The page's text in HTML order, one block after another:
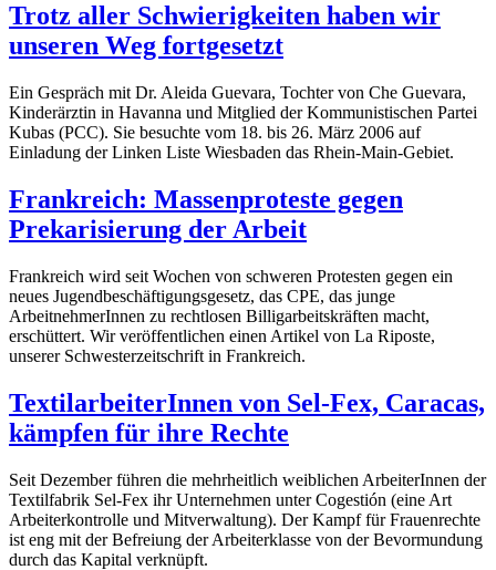
Trotz aller Schwierigkeiten haben wir
unseren Weg fortgesetzt
Ein Gespräch mit Dr. Aleida Guevara, Tochter von Che Guevara,
Kinderärztin in Havanna und Mitglied der Kommunistischen Partei
Kubas (PCC). Sie besuchte vom 18. bis 26. März 2006 auf
Einladung der Linken Liste Wiesbaden das Rhein-Main-Gebiet.
Frankreich: Massenproteste gegen
Prekarisierung der Arbeit
Frankreich wird seit Wochen von schweren Protesten gegen ein
neues Jugendbeschäftigungsgesetz, das CPE, das junge
ArbeitnehmerInnen zu rechtlosen Billigarbeitskräften macht,
erschüttert. Wir veröffentlichen einen Artikel von La Riposte,
unserer Schwesterzeitschrift in Frankreich.
TextilarbeiterInnen von Sel-Fex, Caracas,
kämpfen für ihre Rechte
Seit Dezember führen die mehrheitlich weiblichen ArbeiterInnen der
Textilfabrik Sel-Fex ihr Unternehmen unter Cogestión (eine Art
Arbeiterkontrolle und Mitverwaltung). Der Kampf für Frauenrechte
ist eng mit der Befreiung der Arbeiterklasse von der Bevormundung
durch das Kapital verknüpft.